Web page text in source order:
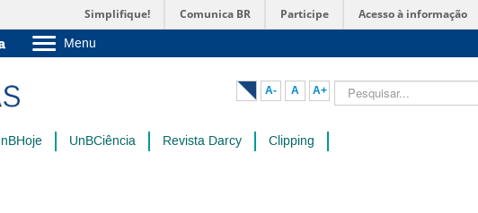
Simplifique! Comunica BR Participe Acesso à informação
Menu
Pós-Graduação
Administração
A- A A+ Pesquisar...
UnBCiência Revista Darcy Clipping